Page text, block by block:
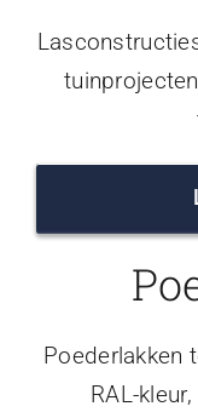
Poederlakken
RAL-